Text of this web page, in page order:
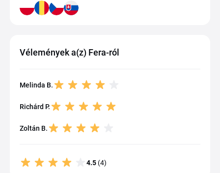
Vélemények a(z) Fera-ról
Melinda B.
Richárd P.
Zoltán B.
4.5 (4)